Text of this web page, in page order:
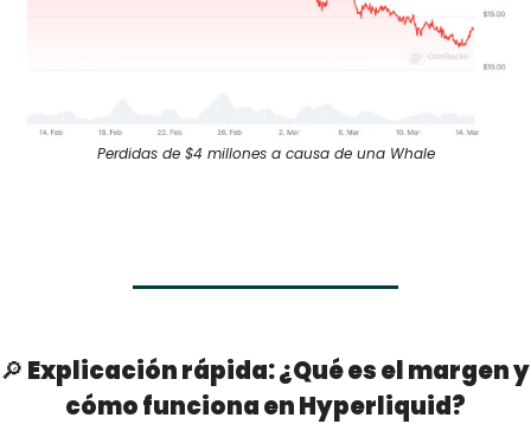
Perdidas de $4 millones a causa de una Whale
🔎 Explicación rápida: ¿Qué es el margen y
cómo funciona en Hyperliquid?